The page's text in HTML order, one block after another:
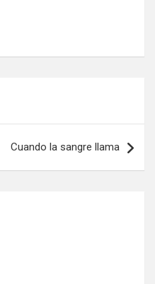
Cuando la sangre llama